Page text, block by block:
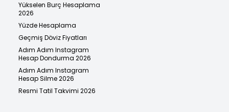
Yükselen Burç Hesaplama
2026
Yüzde Hesaplama
Geçmiş Döviz Fiyatları
Adım Adım Instagram
Hesap Dondurma 2026
Adım Adım Instagram
Hesap Silme 2026
Resmi Tatil Takvimi 2026